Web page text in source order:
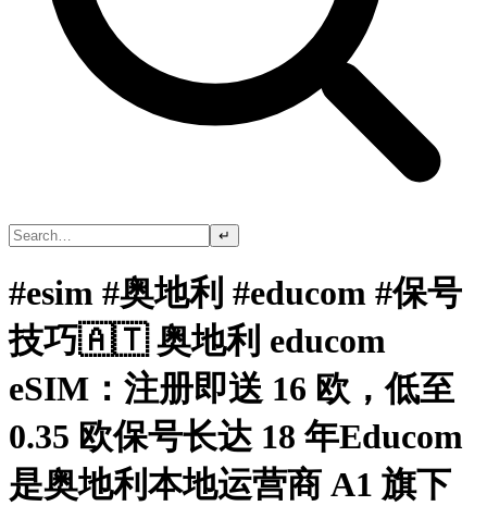
↵
#esim #奥地利 #educom #保号
技巧🇦🇹 奥地利 educom
eSIM：注册即送 16 欧，低至
0.35 欧保号长达 18 年Educom
是奥地利本地运营商 A1 旗下